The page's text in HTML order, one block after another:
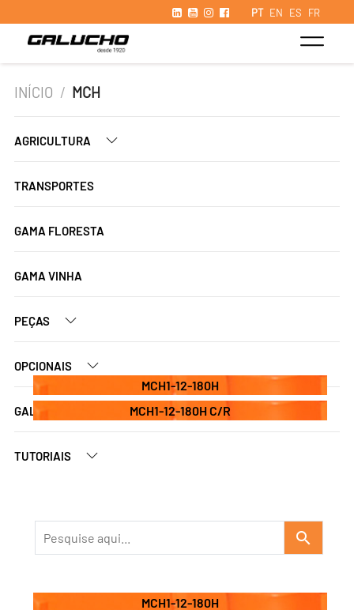
PT EN ES FR
INÍCIO / MCH
AGRICULTURA
TRANSPORTES
GAMA FLORESTA
GAMA VINHA
PEÇAS
OPCIONAIS
GALERIA DE VÍDEOS
TUTORIAIS
search
MCH1-12-180H
MCH1-12-180H
MCH1-12-180H C/R